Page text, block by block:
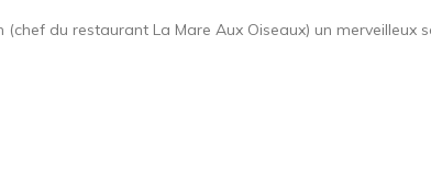
(chef du restaurant La Mare Aux Oiseaux) un